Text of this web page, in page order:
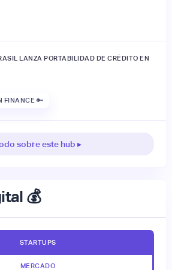
LANZA PORTABILIDAD DE CRÉDITO EN
FINANCE 🔑
sobre este hub ▸
💰
STARTUPS
MERCADO